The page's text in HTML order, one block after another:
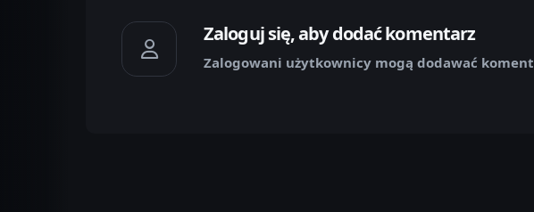
Zaloguj się, aby dodać komentarz
Zalogowani użytkownicy mogą dodawać